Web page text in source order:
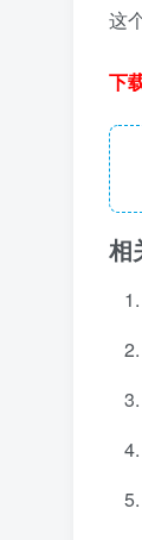
这
下
相